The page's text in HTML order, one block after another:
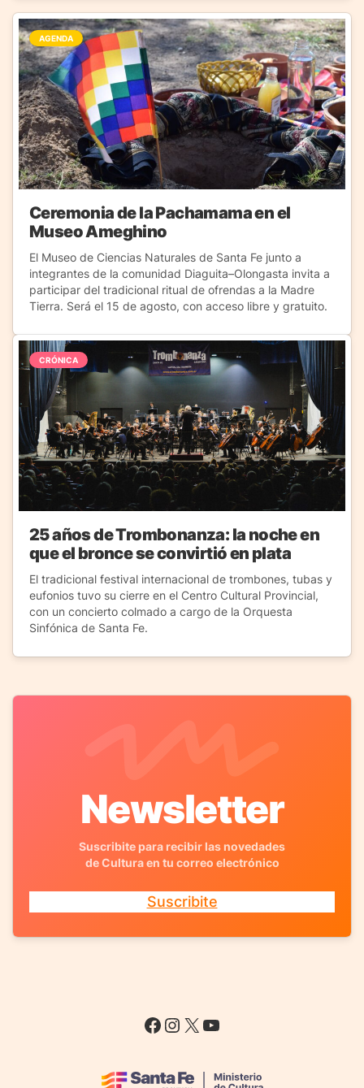
AGENDA
Ceremonia de la Pachamama en el
Museo Ameghino
El Museo de Ciencias Naturales de Santa Fe junto a
integrantes de la comunidad Diaguita–Olongasta invita a
participar del tradicional ritual de ofrendas a la Madre
Tierra. Será el 15 de agosto, con acceso libre y gratuito.
CRÓNICA
25 años de Trombonanza: la noche en
que el bronce se convirtió en plata
El tradicional festival internacional de trombones, tubas y
eufonios tuvo su cierre en el Centro Cultural Provincial,
con un concierto colmado a cargo de la Orquesta
Sinfónica de Santa Fe.
Newsletter
Suscribite para recibir las novedades
de Cultura en tu correo electrónico
Suscribite
Facebook
Instagram
X YouTube